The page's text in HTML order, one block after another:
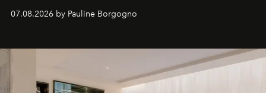
inédites et plongée dans les coulisses d'un phénomène
générationnel.
07.08.2026 by Pauline Borgogno